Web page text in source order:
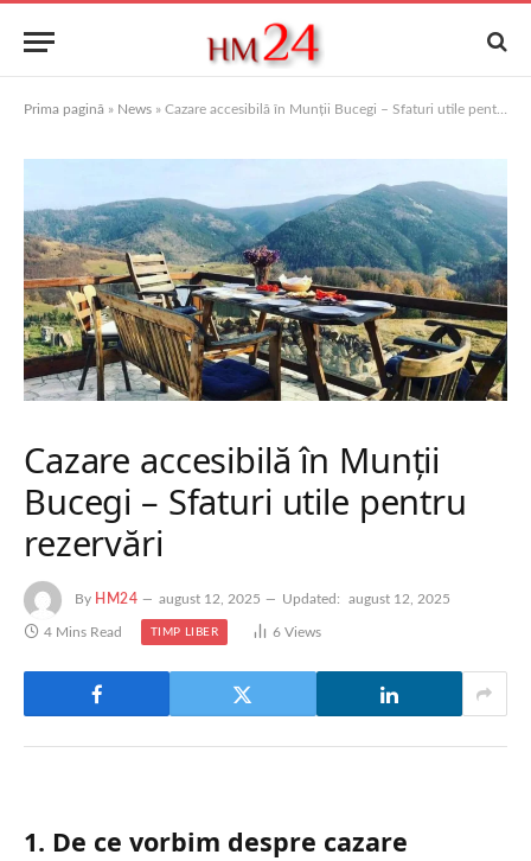
Prima pagină » News » Cazare accesibilă în Munții Bucegi – Sfaturi utile pentru rezervări
Cazare accesibilă în Munții
Bucegi – Sfaturi utile pentru
rezervări
By HM24 august 12, 2025 Updated: august 12, 2025
4 Mins Read TIMP LIBER 6 Views
1. De ce vorbim despre cazare